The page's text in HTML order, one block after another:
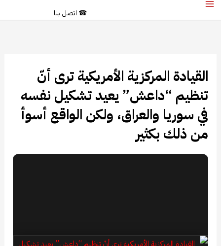
☎ اتصل بنا
القيادة المركزية الأمريكية ترى أنّ
تنظيم “داعش” يعيد تشكيل نفسه
في سوريا والعراق، ولكن الواقع أسوأ
من ذلك بكثير